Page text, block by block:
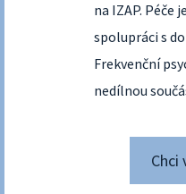
na IZAP. Péče
spolupráci s
Frekvenční
nedílnou
Chci